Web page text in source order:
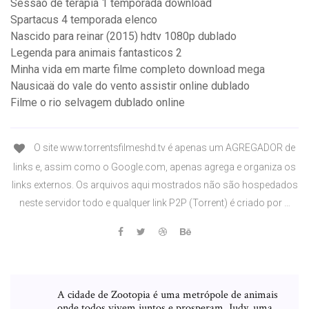
Sessão de terapia 1 temporada download
Spartacus 4 temporada elenco
Nascido para reinar (2015) hdtv 1080p dublado
Legenda para animais fantasticos 2
Minha vida em marte filme completo download mega
Nausicaä do vale do vento assistir online dublado
Filme o rio selvagem dublado online
O site www.torrentsfilmeshd.tv é apenas um AGREGADOR de
links e, assim como o Google.com, apenas agrega e organiza os
links externos. Os arquivos aqui mostrados não são hospedados
neste servidor todo e qualquer link P2P (Torrent) é criado por …
A cidade de Zootopia é uma metrópole de animais